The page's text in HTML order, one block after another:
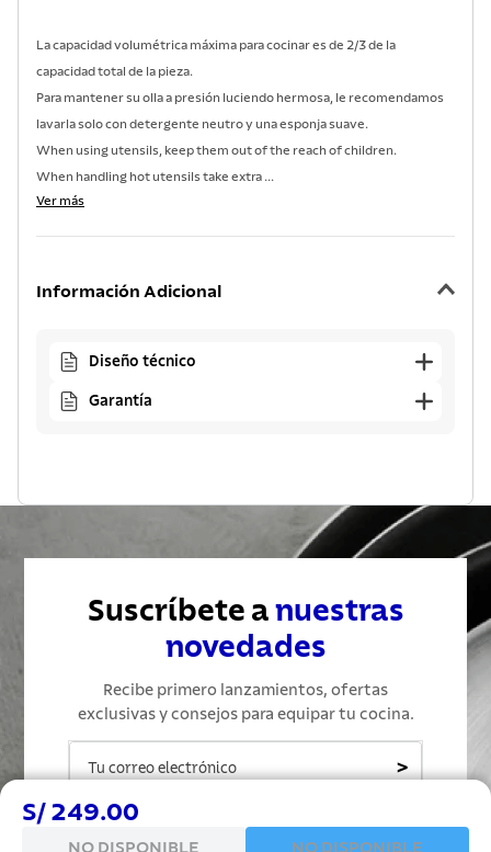
La capacidad volumétrica máxima para cocinar es de 2/3 de la
capacidad total de la pieza.
Para mantener su olla a presión luciendo hermosa, le recomendamos
lavarla solo con detergente neutro y una esponja suave.
When using utensils, keep them out of the reach of children.
When handling hot utensils take extra ...
Ver más
Información Adicional
Diseño técnico
Garantía
Solar 22 cm 6 L
S/ 669.00
Comprar ahora
Brava 22 cm 6 L
S/ 469.00
Comprar ahora
S/ 249.00
NO DISPONIBLE NO DISPONIBLE